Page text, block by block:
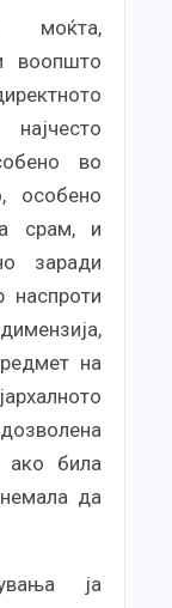
моќта,
воопшто
во
особено
срам, и
заради
наспроти
на
ако била
да
ја